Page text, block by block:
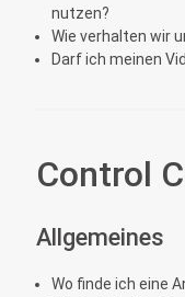
nutzen?
Wie verhalten wir
Darf ich meinen
Control
Allgemeines
Wo finde ich eine